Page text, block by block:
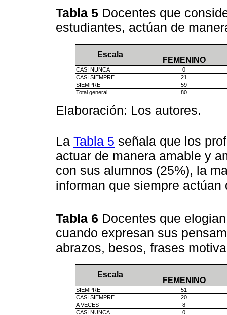
Tabla 5 Docentes que
estudiantes, actúan de
Escala
FEMENINO
CASI NUNCA
0
CASI SIEMPRE
21
SIEMPRE
59
Total general
80
Elaboración: Los autores.
La Tabla 5 señala que los
actuar de manera amable y
con sus alumnos (25%), la
informan que siempre
Tabla 6 Docentes que
cuando expresan sus
abrazos, besos, frases
Escala
FEMENINO
SIEMPRE
51
CASI SIEMPRE
20
A VECES
8
CASI NUNCA
0